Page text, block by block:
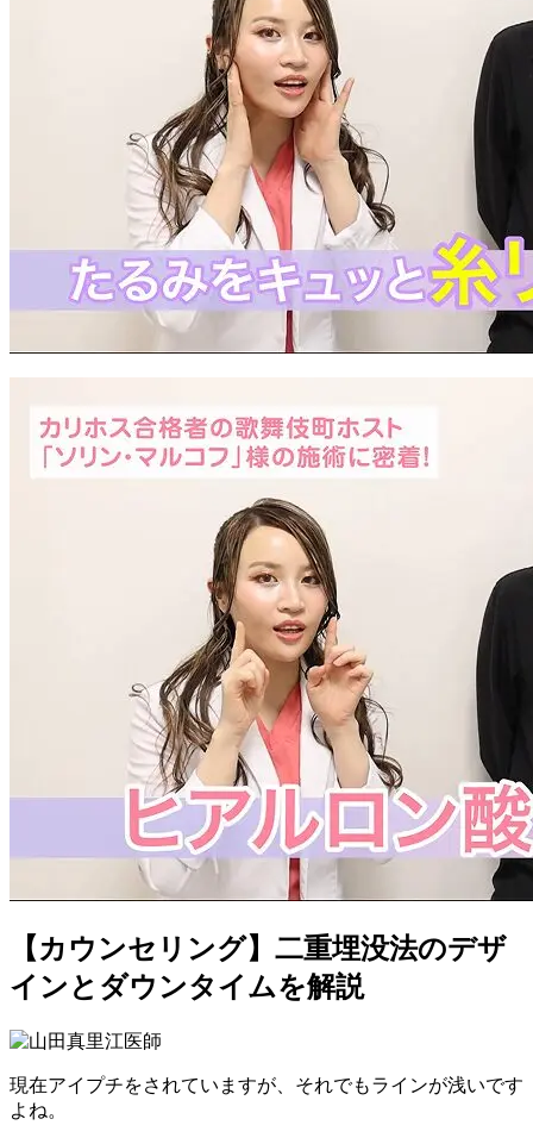
【カウンセリング】 二重埋没法のデザ
イン と ダウンタイムを解説
現在アイプチをされていますが、それでもラインが浅いです
よね。